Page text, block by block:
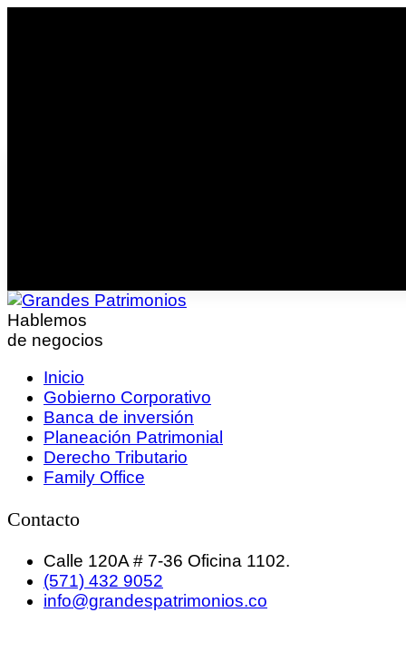
Hablemos
de negocios
Inicio
Gobierno Corporativo
Banca de inversión
Planeación Patrimonial
Derecho Tributario
Family Office
Contacto
Calle 120A # 7-36 Oficina 1102.
(571) 432 9052
info@grandespatrimonios.co